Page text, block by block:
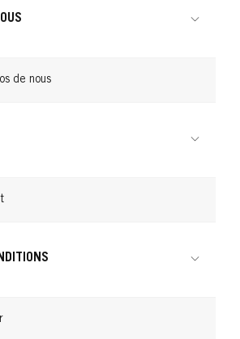
de nous